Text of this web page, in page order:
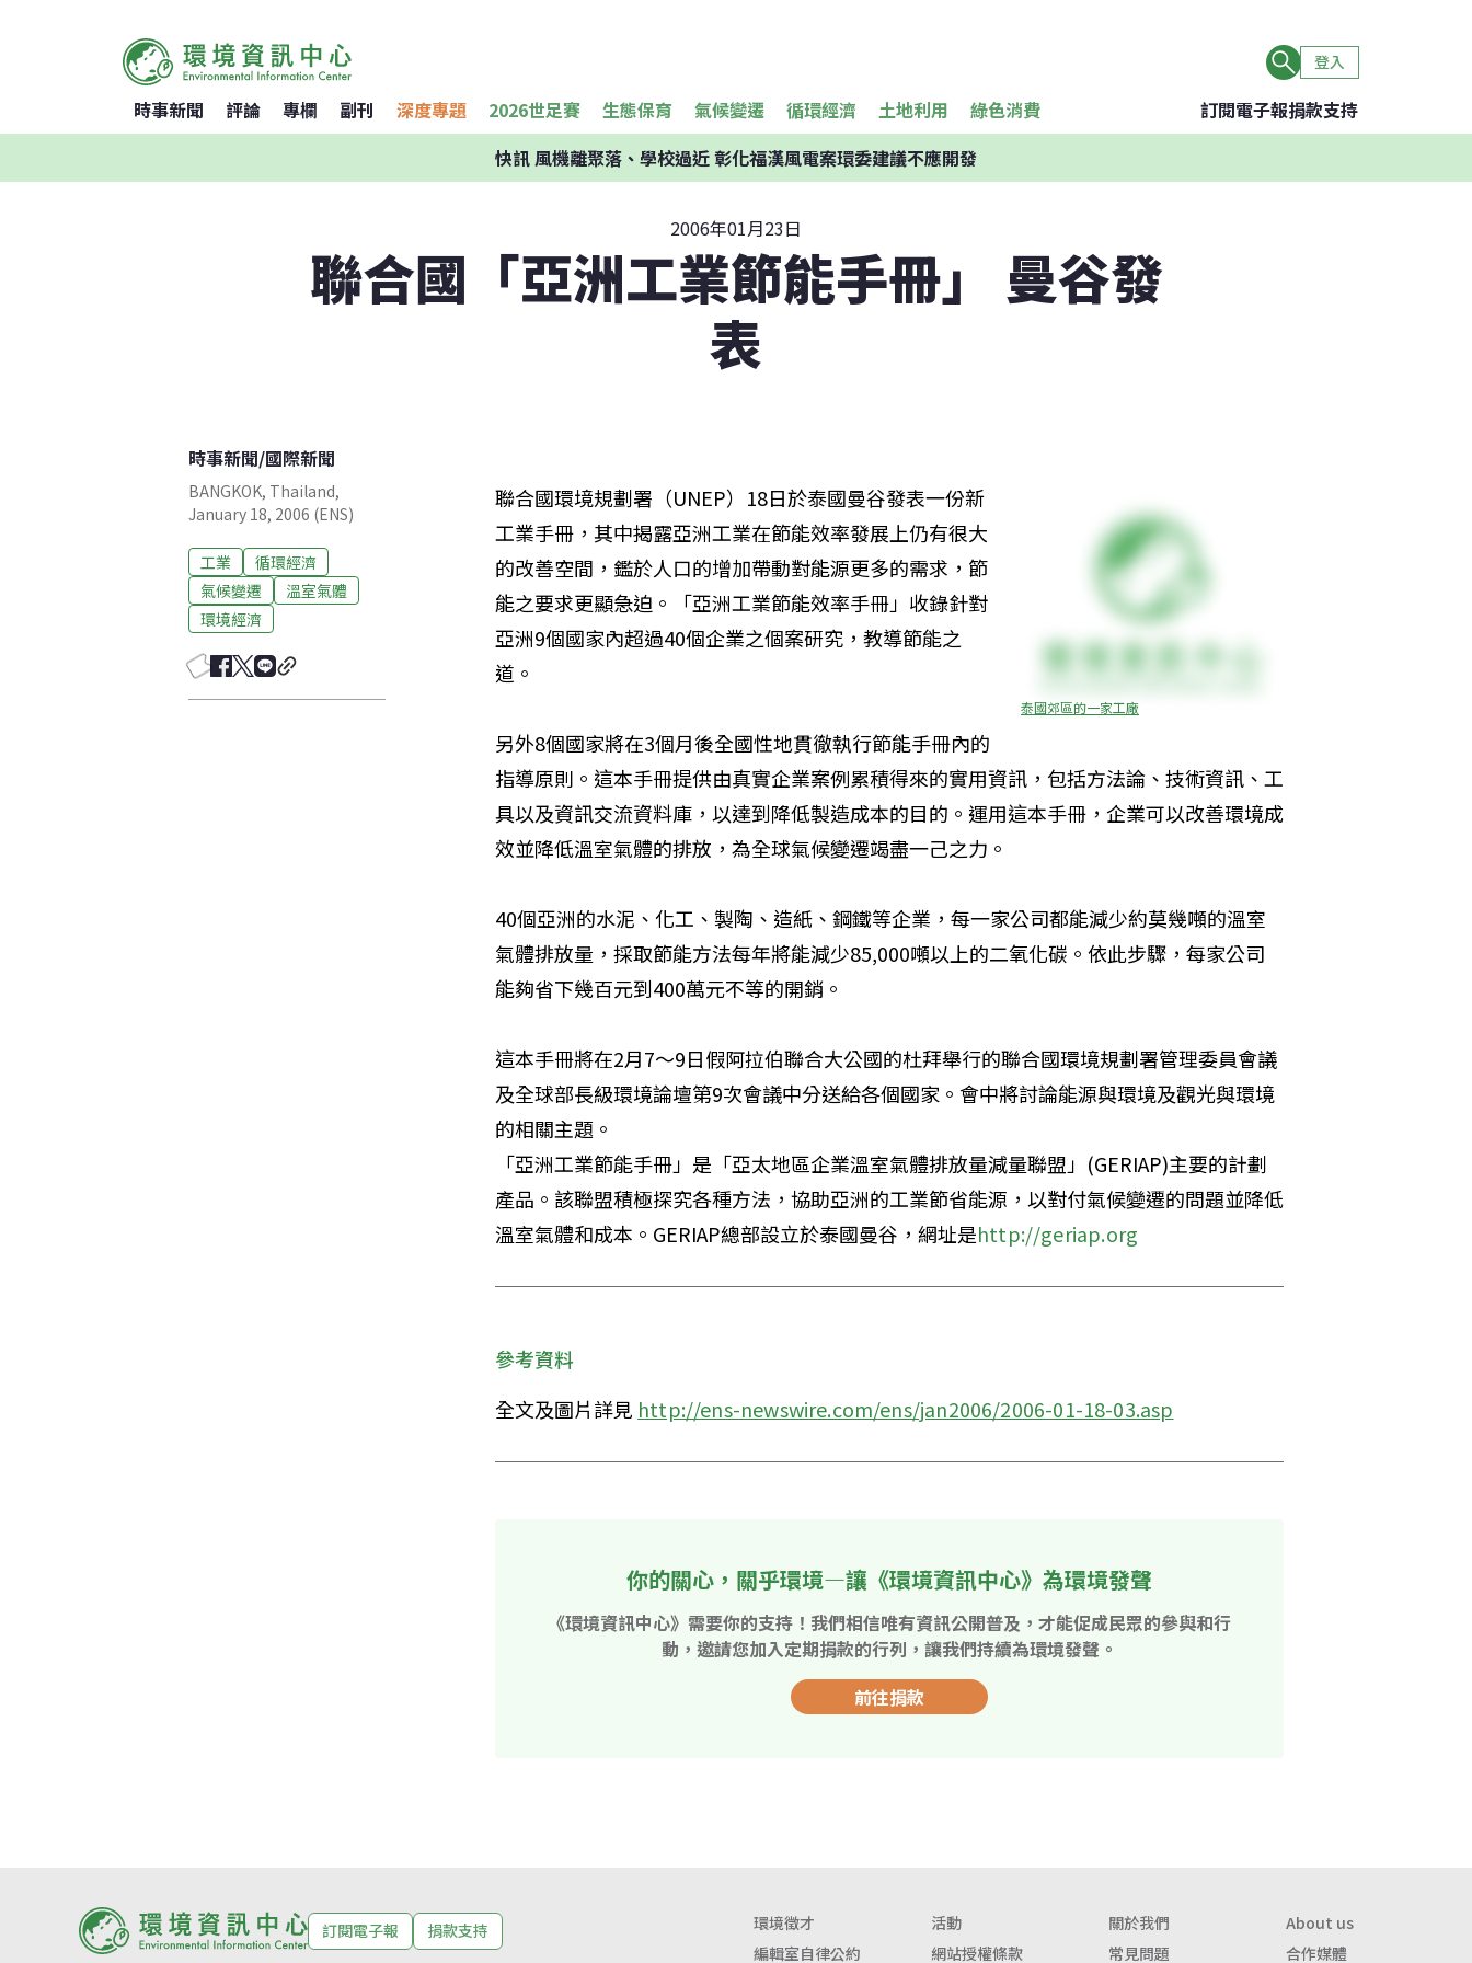
登入
時事新聞 評論 專欄 副刊 深度專題 2026世足賽 生態保育 氣候變遷 循環經濟 土地利用 綠色消費 訂閱電子報捐款支持
快訊風機離聚落、學校過近 彰化福漢風電案環委建議不應開發
2006年01月23日
聯合國「亞洲工業節能手冊」 曼谷發
表
時事新聞/國際新聞
BANGKOK, Thailand,
January 18, 2006 (ENS)
工業
循環經濟
氣候變遷
溫室氣體
環境經濟
泰國郊區的一家工廠
聯合國環境規劃署（UNEP）18日於泰國曼谷發表一份新
工業手冊，其中揭露亞洲工業在節能效率發展上仍有很大
的改善空間，鑑於人口的增加帶動對能源更多的需求，節
能之要求更顯急迫。「亞洲工業節能效率手冊」收錄針對
亞洲9個國家內超過40個企業之個案研究，教導節能之
道。
另外8個國家將在3個月後全國性地貫徹執行節能手冊內的
指導原則。這本手冊提供由真實企業案例累積得來的實用資訊，包括方法論、技術資訊、工
具以及資訊交流資料庫，以達到降低製造成本的目的。運用這本手冊，企業可以改善環境成
效並降低溫室氣體的排放，為全球氣候變遷竭盡一己之力。
40個亞洲的水泥、化工、製陶、造紙、鋼鐵等企業，每一家公司都能減少約莫幾噸的溫室
氣體排放量，採取節能方法每年將能減少85,000噸以上的二氧化碳。依此步驟，每家公司
能夠省下幾百元到400萬元不等的開銷。
這本手冊將在2月7～9日假阿拉伯聯合大公國的杜拜舉行的聯合國環境規劃署管理委員會議
及全球部長級環境論壇第9次會議中分送給各個國家。會中將討論能源與環境及觀光與環境
的相關主題。
「亞洲工業節能手冊」是「亞太地區企業溫室氣體排放量減量聯盟」(GERIAP)主要的計劃
產品。該聯盟積極探究各種方法，協助亞洲的工業節省能源，以對付氣候變遷的問題並降低
溫室氣體和成本。GERIAP總部設立於泰國曼谷，網址是http://geriap.org
參考資料
全文及圖片詳見 http://ens-newswire.com/ens/jan2006/2006-01-18-03.asp
你的關心，關乎環境—讓《環境資訊中心》為環境發聲
《環境資訊中心》需要你的支持！我們相信唯有資訊公開普及，才能促成民眾的參與和行
動，邀請您加入定期捐款的行列，讓我們持續為環境發聲。
前往捐款
訂閱電子報 捐款支持 環境徵才 活動 關於我們
About us
編輯室自律公約
網站授權條款 常見問題 合作媒體